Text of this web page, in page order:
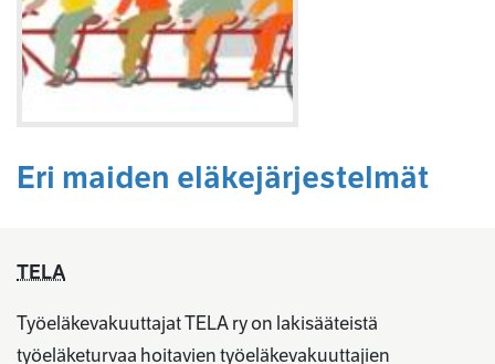
Eri maiden eläkejärjestelmät
TELA
Työeläkevakuuttajat TELA ry on lakisääteistä
työeläketurvaa hoitavien työeläkevakuuttajien